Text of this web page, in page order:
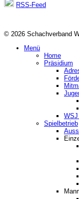
RSS-Feed
© 2026 Schachverband
Menü
Home
Präsidium
Spielbetrieb